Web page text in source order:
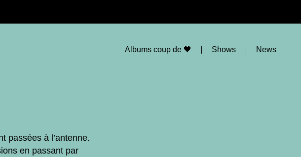
Albums coup de 🖤 Shows News
passées à l’antenne.
en passant par